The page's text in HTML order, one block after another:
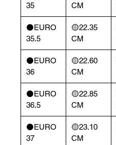
35
CM
⚫️EURO
35.5
🟡22.35
CM
⚫️EURO
36
🟡22.60
CM
⚫️EURO
36.5
🟡22.85
CM
⚫️EURO
37
🟡23.10
CM